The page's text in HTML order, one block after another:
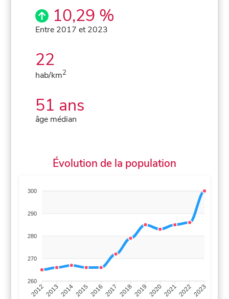
10,29 %
Entre 2017 et 2023
22
hab/km2
51 ans
âge médian
Évolution de la population
300
290
280
270
260
201220132014201520162017 20182019 2020202120222023